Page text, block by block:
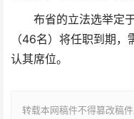
布省的立法选举定
（46名）将任职到期
认其席位。
转载本网稿件不得篡改稿